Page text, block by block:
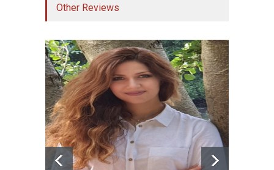
Other Reviews